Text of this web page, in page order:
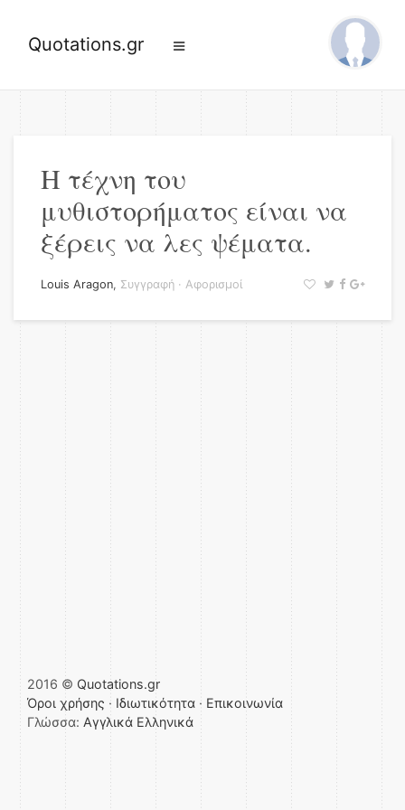
Quotations.gr
Η τέχνη του
μυθιστορήματος είναι να
ξέρεις να λες ψέματα.
Louis Aragon, Συγγραφή · Αφορισμοί
2016 © Quotations.gr
Όροι χρήσης · Ιδιωτικότητα · Επικοινωνία
Γλώσσα: Αγγλικά Ελληνικά